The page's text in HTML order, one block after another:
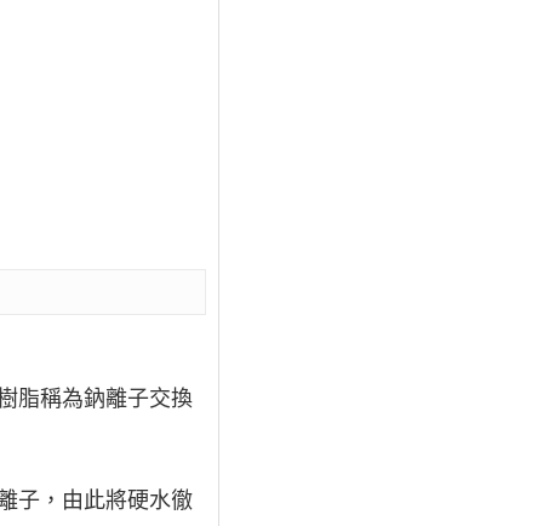
脂稱為鈉離子交換
子，由此將硬水徹